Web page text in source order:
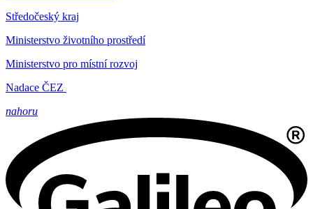
Středočeský kraj
Ministerstvo životního prostředí
Ministerstvo pro místní rozvoj
Nadace ČEZ
nahoru